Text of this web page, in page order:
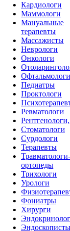
Кардиологи
Маммологи
Мануальные
терапевты
Массажисты
Неврологи
Онкологи
Офтальмологи
Педиатры
Проктологи
Ревматологи
Стоматологи
Сурдологи
Терапевты
Травматологи-
ортопеды
Трихологи
Урологи
Фониатры
Хирурги
Эндоскописты